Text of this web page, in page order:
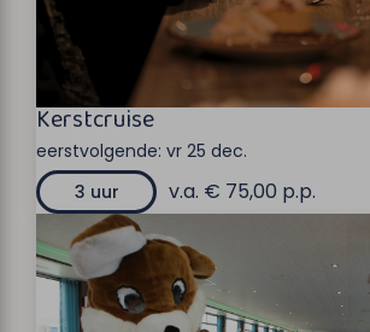
Kerstcruise
eerstvolgende: vr 25 dec.
3 uur
v.a. € 75,00 p.p.